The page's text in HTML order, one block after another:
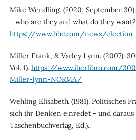
Mike Wendling. (2020, September
- who are they and what do they
https://www.bbc.com/news/election-
Miller Frank, & Varley Lynn. (2007).
Vol. 1). https://www.iberlibro.com/
Miller-lynn-NORMA/
Wehling Elisabeth. (1981). Politisches
sich ihr Denken einredet - und
Taschenbuchverlag, Ed.)..